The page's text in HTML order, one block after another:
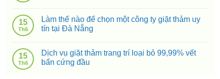
15
Th6
Làm thế nào để chọn một công ty giặt thảm uy
tín tại Đà Nẵng
15
Th6
Dịch vụ giặt thảm trang trí loại bỏ 99,99% vết
bẩn cứng đầu